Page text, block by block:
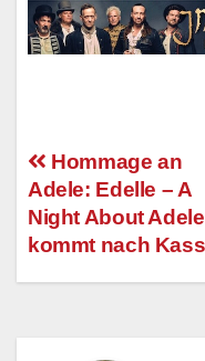
Hommage an
Adele: Edelle – A
Night About Adele
kommt nach